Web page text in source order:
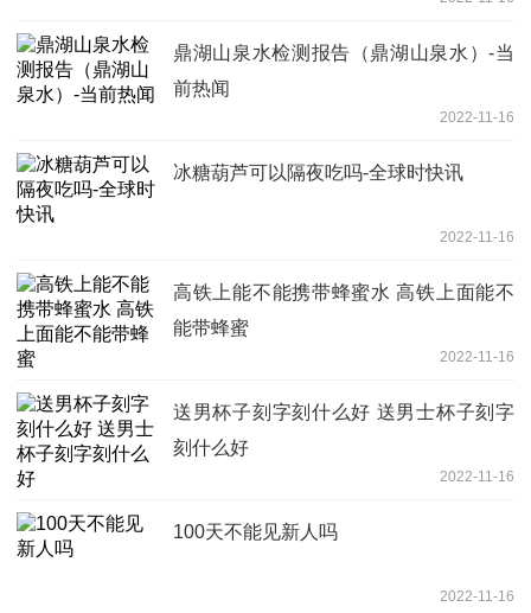
鼎湖山泉水检测报告（鼎湖山泉水）-当
前热闻
2022-11-16
冰糖葫芦可以隔夜吃吗-全球时快讯
2022-11-16
高铁上能不能携带蜂蜜水 高铁上面能不
能带蜂蜜
2022-11-16
送男杯子刻字刻什么好 送男士杯子刻字
刻什么好
2022-11-16
100天不能见新人吗
2022-11-16